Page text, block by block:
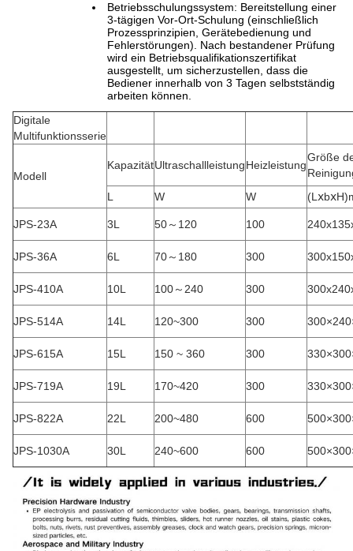
Betriebsschulungssystem: Bereitstellung einer
3-tägigen Vor-Ort-Schulung (einschließlich
Prozessprinzipien, Gerätebedienung und
Fehlerstörungen). Nach bestandener Prüfung
wird ein Betriebsqualifikationszertifikat
ausgestellt, um sicherzustellen, dass die
Bediener innerhalb von 3 Tagen selbstständig
arbeiten können.
Digitale
Multifunktionsserie
Modell
KapazitätUltraschallleistungHeizleistung
Größe
L
W W
JPS-23A 3L 50～120 100
JPS-36A 6L 70～180 300
JPS-410A 10L 100～240 300
JPS-514A 14L 120~300 300
JPS-615A 15L 150 ~ 360 300
JPS-719A 19L 170~420 300
JPS-822A 22L 200~480 600
JPS-1030A 30L 240~600 600